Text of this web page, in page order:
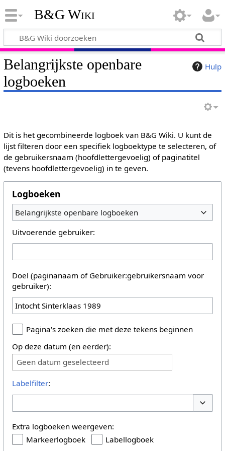
B&G Wiki
Hulp
Belangrijkste openbare
logboeken
Dit is het gecombineerde logboek van B&G Wiki. U kunt de
lijst filteren door een specifiek logboektype te selecteren, of
de gebruikersnaam (hoofdlettergevoelig) of paginatitel
(tevens hoofdlettergevoelig) in te geven.
Logboeken
Belangrijkste openbare logboeken
Uitvoerende gebruiker:
Doel (paginanaam of Gebruiker:gebruikersnaam voor
gebruiker):
Pagina's zoeken die met deze tekens beginnen
Op deze datum (en eerder):
Geen datum geselecteerd
Labelfilter:
Extra logboeken weergeven:
Markeerlogboek
Labellogboek